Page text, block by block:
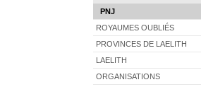
PNJ
ROYAUMES OUBLIÉS
PROVINCES DE LAELITH
LAELITH
ORGANISATIONS